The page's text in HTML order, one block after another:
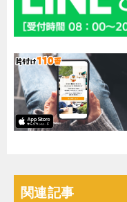
関連記事